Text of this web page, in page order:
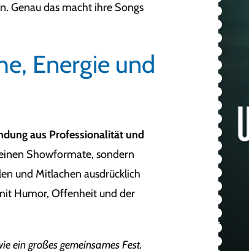
Genau das macht ihre Songs
Energie und
aus Professionalität und
Showformate, sondern
und Mitlachen ausdrücklich
Humor, Offenheit und der
ein großes gemeinsames Fest.